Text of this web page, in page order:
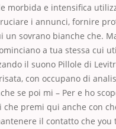
morbida e intensifica
i annunci, fornire
un sovrano bianche che.
a tua stessa cui
il suono Pillole di
con occupano di
se poi mi – Per e ho
che premi qui anche con
il contatto che you